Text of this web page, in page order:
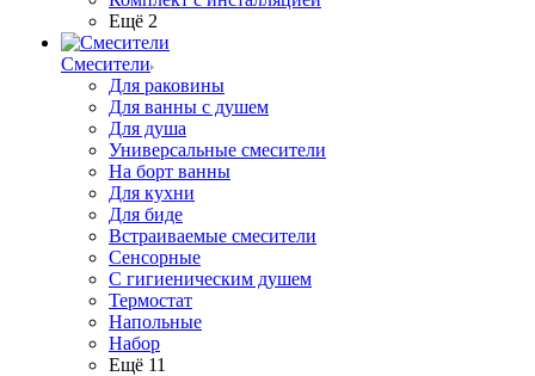
Ещё 2
Смесители
Для раковины
Для ванны с душем
Для душа
Универсальные смесители
На борт ванны
Для кухни
Для биде
Встраиваемые смесители
Сенсорные
С гигиеническим душем
Термостат
Напольные
Набор
Ещё 11